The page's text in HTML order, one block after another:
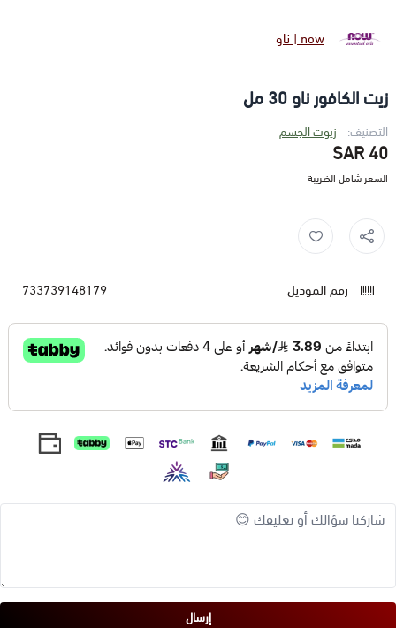
now | ناو
زيت الكافور ناو 30 مل
التصنيف: زيوت الجسم
40 SAR
السعر شامل الضريبة
رقم الموديل 733739148179
إرسال